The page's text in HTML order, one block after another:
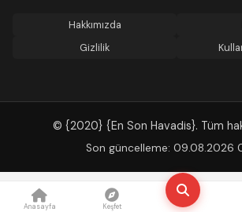
Hakkımızda
Gizlilik
© {2020} {En Son Havadis}. Tüm
Son güncelleme: 09.08.2026
Anasayfa Keşfet